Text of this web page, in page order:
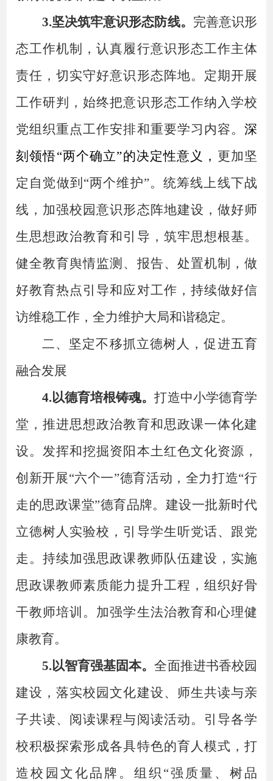
3.坚决筑牢意识形态防线。 完善意识形
态工作机制，认真履行意识形态工作主体
责任，切实守好意识形态阵地。 定期开展
工作研判，始终把意识形态工作纳入学校
党组织重点工作安排和重要学习内容。 深
刻领悟“两个确立”的决定性意义， 更加坚
定自觉做到 “两个维护”。 统筹线上线下战
线，加强校园意识形态阵地建设，做好师
生思想政治教育和引导，筑牢思想根基。
健全教育舆情监测、报告、处置机制，做
好教育热点引导和应对工作，持续做好信
访维稳工作，全力维护大局和谐稳定。
二、 坚定不移抓立德树人，促进五育
融合发展
4.以德育培根铸魂。打造中小学德育学
堂，推进思想政治教育和思政课一体化建
设。发挥和挖掘资阳本土红色文化资源，
创新开展“六个一”德育活动，全力打造“行
走的思政课堂”德育品牌。建设一批新时代
立德树人实验校，引导学生听党话、跟党
走。持续加强思政课教师队伍建设，实施
思政课教师素质能力提升工程，组织好骨
干教师培训。加强学生法治教育和心理健
康教育。
5.以智育强基固本。全面推进书香校园
建设，落实校园文化建设、师生共读与亲
子共读、阅读课程与阅读活动。引导各学
校积极探索形成各具特色的育人模式，打
造校园文化品牌。组织 “强质量、树品